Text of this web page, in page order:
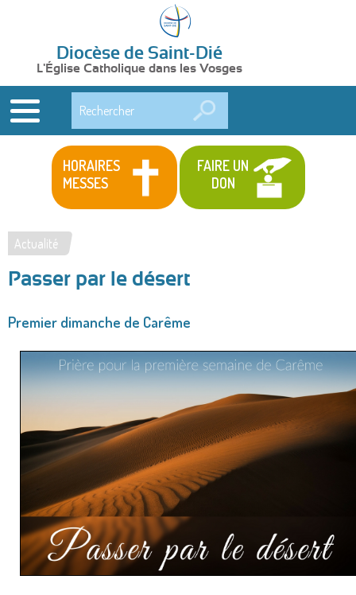
Diocèse de Saint-Dié
L'Église Catholique dans les Vosges
HORAIRES
MESSES
FAIRE UN
DON
Vous
êtes
ici
Actualité
Passer par le désert
Premier dimanche de Carême